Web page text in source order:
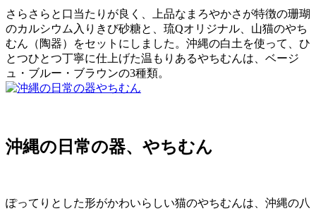
さらさらと口当たりが良く、上品なまろやかさが特徴の珊瑚
のカルシウム入りきび砂糖と、琉Qオリジナル、山猫のやち
むん（陶器）をセットにしました。沖縄の白土を使って、ひ
とつひとつ丁寧に仕上げた温もりあるやちむんは、ベージ
ュ・ブルー・ブラウンの3種類。
沖縄の日常の器、やちむん
ぽってりとした形がかわいらしい猫のやちむんは、沖縄の八